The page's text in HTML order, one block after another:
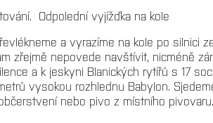
Odpolední vyjížďka na kole
a vyrazíme na kole po silnici
zřejmě nepovede navštívit, nicméně
a k jeskyni Blanických rytířů s 17
vysokou rozhlednu Babylon.
nebo pivo z místního